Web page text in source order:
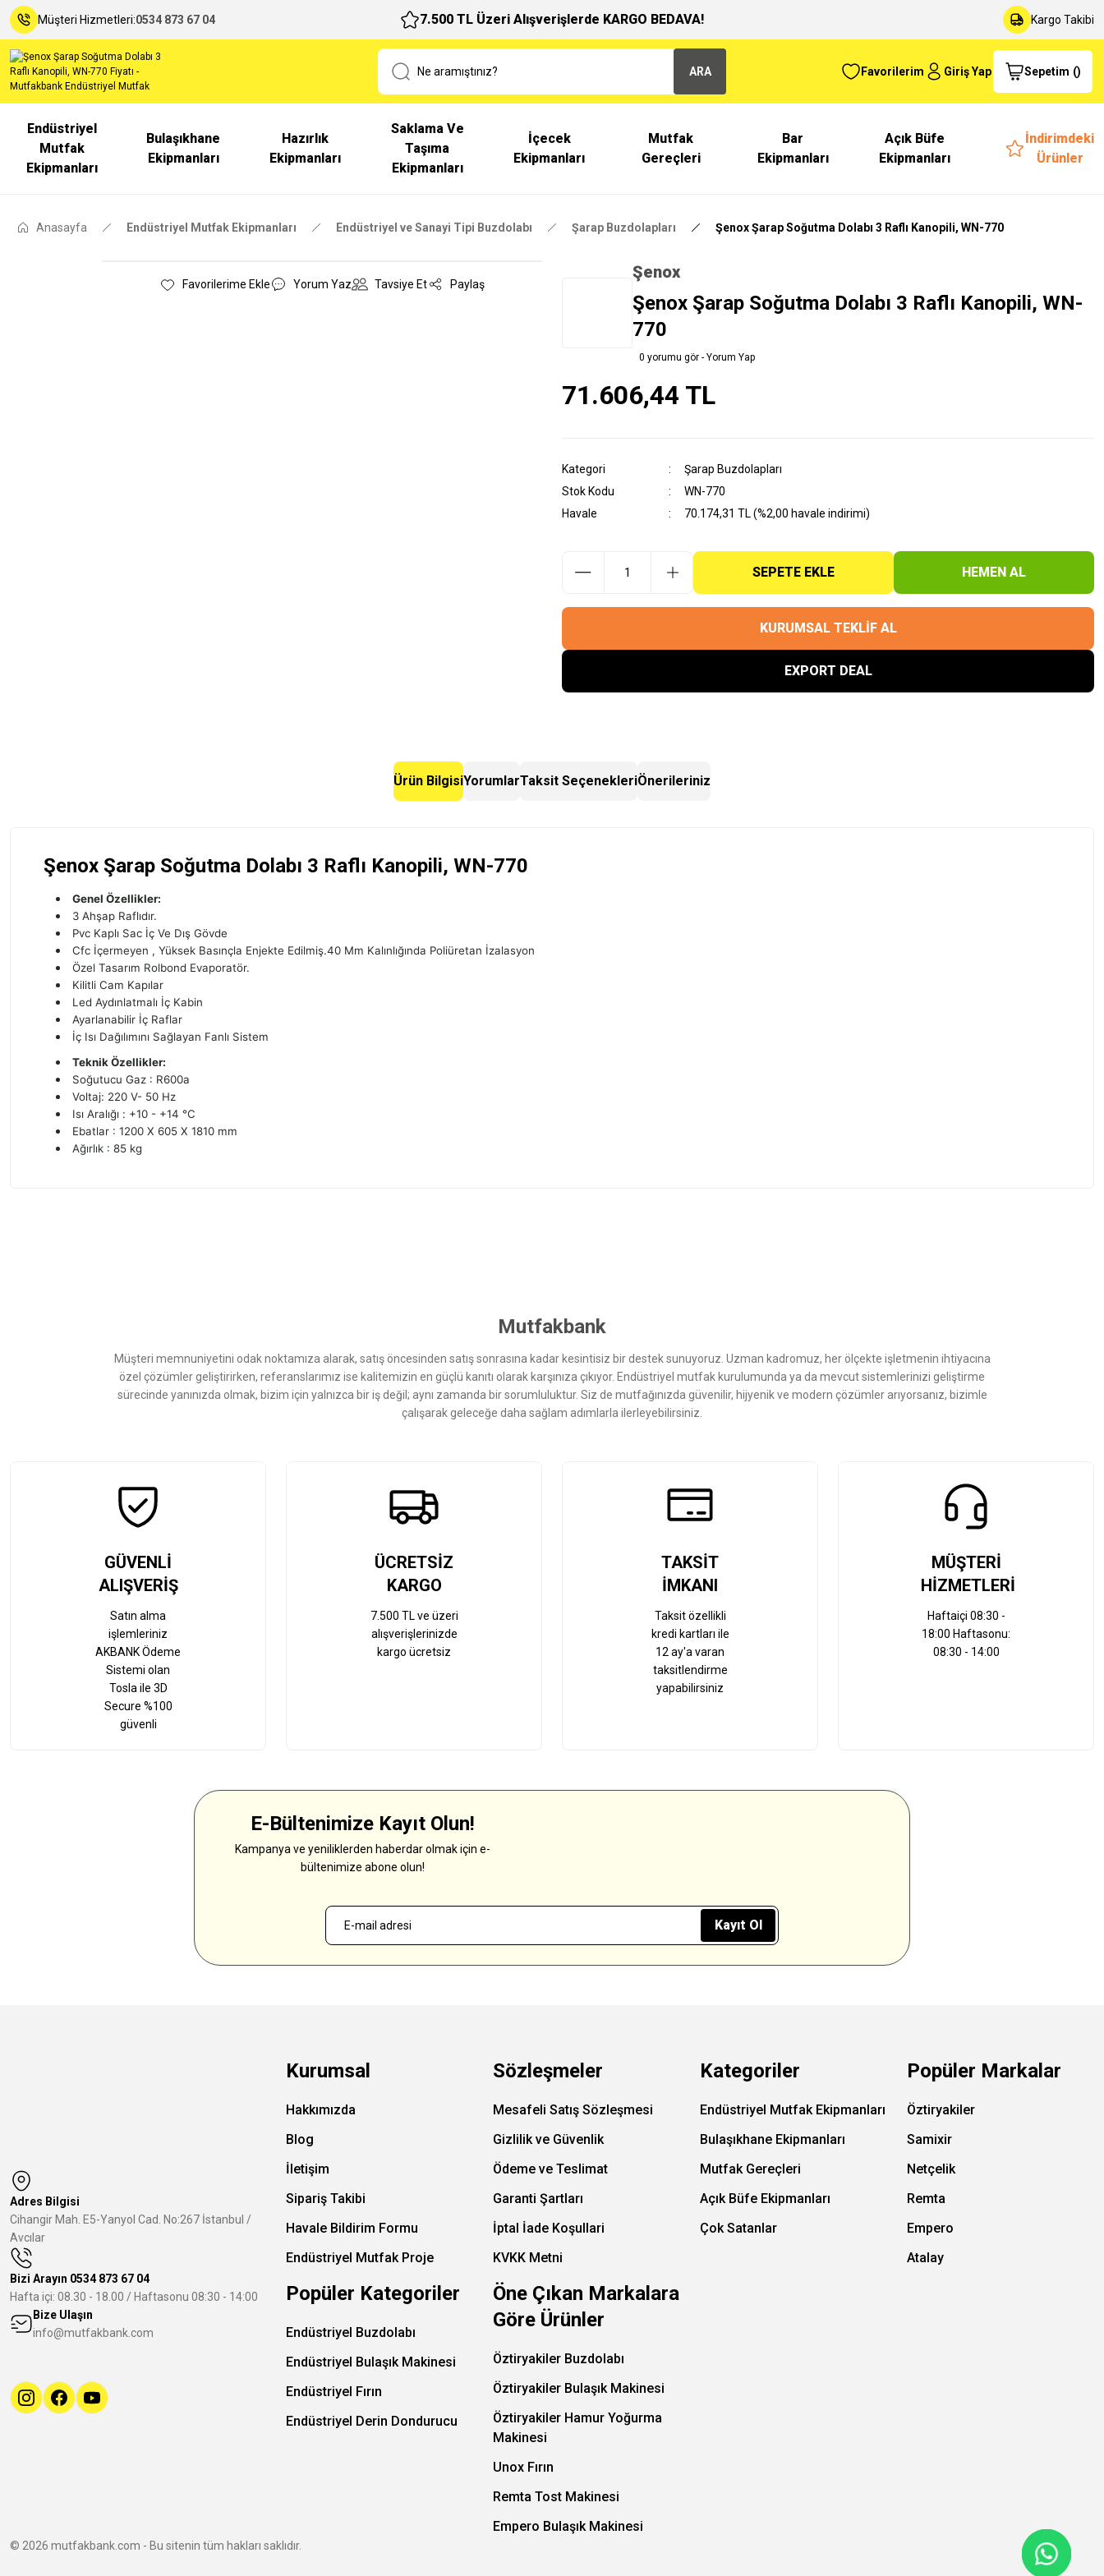
Müşteri Hizmetleri:0534 873 67 04 7.500 TL Üzeri Alışverişlerde KARGO BEDAVA! Kargo Takibi
ARA Favorilerim Giriş Yap Sepetim ()
Endüstriyel
Mutfak
Ekipmanları
Bulaşıkhane
Ekipmanları
Hazırlık
Ekipmanları
Saklama Ve
Taşıma
Ekipmanları
İçecek
Ekipmanları
Mutfak
Gereçleri
Bar
Ekipmanları
Açık Büfe
Ekipmanları
İndirimdeki
Ürünler
Anasayfa Endüstriyel Mutfak Ekipmanları Endüstriyel ve Sanayi Tipi Buzdolabı Şarap Buzdolapları Şenox Şarap Soğutma Dolabı 3 Raflı Kanopili, WN-770
Yorum Yaz Tavsiye Et Paylaş
Şenox
Şenox Şarap Soğutma Dolabı 3 Raflı Kanopili, WN-
770
0 yorumu gör - Yorum Yap
71.606,44 TL
Kategori
Şarap Buzdolapları
Stok Kodu
WN-770
Havale
70.174,31 TL (%2,00 havale indirimi)
SEPETE EKLE HEMEN AL
KURUMSAL TEKLİF AL
EXPORT DEAL
Ürün BilgisiYorumlarTaksit SeçenekleriÖnerileriniz
Şenox Şarap Soğutma Dolabı 3 Raflı Kanopili, WN-770
Genel Özellikler:
3 Ahşap Raflıdır.
Pvc Kaplı Sac İç Ve Dış Gövde
Cfc İçermeyen , Yüksek Basınçla Enjekte Edilmiş.40 Mm Kalınlığında Poliüretan İzalasyon
Özel Tasarım Rolbond Evaporatör.
Kilitli Cam Kapılar
Led Aydınlatmalı İç Kabin
Ayarlanabilir İç Raflar
İç Isı Dağılımını Sağlayan Fanlı Sistem
Teknik Özellikler:
Soğutucu Gaz : R600a
Voltaj: 220 V- 50 Hz
Isı Aralığı : +10 - +14 °C
Ebatlar : 1200 X 605 X 1810 mm
Ağırlık : 85 kg
Bu ürüne benzer farklı alternatifler olmalı.
Mutfakbank
Müşteri memnuniyetini odak noktamıza alarak, satış öncesinden satış sonrasına kadar kesintisiz bir destek sunuyoruz. Uzman kadromuz, her ölçekte işletmenin ihtiyacına
özel çözümler geliştirirken, referanslarımız ise kalitemizin en güçlü kanıtı olarak karşınıza çıkıyor. Endüstriyel mutfak kurulumunda ya da mevcut sistemlerinizi geliştirme
sürecinde yanınızda olmak, bizim için yalnızca bir iş değil; aynı zamanda bir sorumluluktur. Siz de mutfağınızda güvenilir, hijyenik ve modern çözümler arıyorsanız, bizimle
çalışarak geleceğe daha sağlam adımlarla ilerleyebilirsiniz.
GÜVENLİ
ALIŞVERİŞ
Satın alma
işlemleriniz
AKBANK Ödeme
Sistemi olan
Tosla ile 3D
Secure %100
güvenli
ÜCRETSİZ
KARGO
7.500 TL ve üzeri
alışverişlerinizde
kargo ücretsiz
TAKSİT
İMKANI
Taksit özellikli
kredi kartları ile
12 ay'a varan
taksitlendirme
yapabilirsiniz
MÜŞTERİ
HİZMETLERİ
Haftaiçi 08:30 -
18:00 Haftasonu:
08:30 - 14:00
E-Bültenimize Kayıt Olun!
Kampanya ve yeniliklerden haberdar olmak için e-
bültenimize abone olun!
Kayıt Ol
Adres Bilgisi
Cihangir Mah. E5-Yanyol Cad. No:267 İstanbul /
Avcılar
Bizi Arayın 0534 873 67 04
Hafta içi: 08.30 - 18.00 / Haftasonu 08:30 - 14:00
Bize Ulaşın
info@mutfakbank.com
Kurumsal
Hakkımızda
Blog
İletişim
Sipariş Takibi
Havale Bildirim Formu
Endüstriyel Mutfak Proje
Sözleşmeler
Mesafeli Satış Sözleşmesi
Gizlilik ve Güvenlik
Ödeme ve Teslimat
Garanti Şartları
İptal İade Koşullari
KVKK Metni
Kategoriler
Endüstriyel Mutfak Ekipmanları
Bulaşıkhane Ekipmanları
Mutfak Gereçleri
Açık Büfe Ekipmanları
Çok Satanlar
Popüler Markalar
Öztiryakiler
Samixir
Netçelik
Remta
Empero
Atalay
Popüler Kategoriler
Endüstriyel Buzdolabı
Endüstriyel Bulaşık Makinesi
Endüstriyel Fırın
Endüstriyel Derin Dondurucu
Öne Çıkan Markalara
Göre Ürünler
Öztiryakiler Buzdolabı
Öztiryakiler Bulaşık Makinesi
Öztiryakiler Hamur Yoğurma
Makinesi
Unox Fırın
Remta Tost Makinesi
Empero Bulaşık Makinesi
© 2026 mutfakbank.com - Bu sitenin tüm hakları saklıdır.